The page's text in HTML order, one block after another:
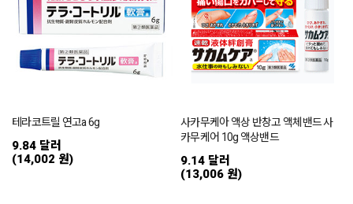
테라코트릴 연고a 6g
9.84 달러
(14,002 원)
사카무케아 액상 반창고 액체밴드 사
카무케어 10g 액상밴드
9.14 달러
(13,006 원)